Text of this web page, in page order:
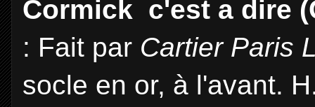
Cormick c'est a dire
: Fait par Cartier Paris
socle en or, à l'avant.